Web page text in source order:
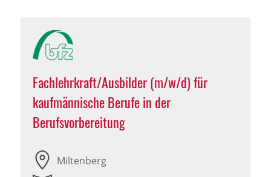
Fachlehrkraft/Ausbilder (m/w/d) für
kaufmännische Berufe in der
Berufsvorbereitung
Miltenberg